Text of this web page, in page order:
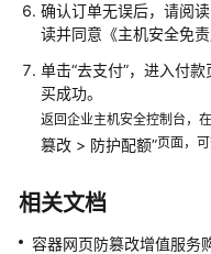
管
理
风
险
预
动
确认订单无误后，请阅读
读并同意《主机安全免
单击“去支付”，进入付
买成功。
返回企业主机安全控制台，在
篡改 > 防护配额”页面，
相关文档
容器网页防篡改增值服务